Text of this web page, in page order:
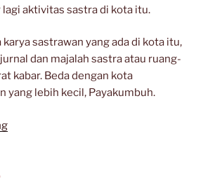
aktivitas sastra di kota itu.
karya sastrawan yang ada di kota itu,
dan majalah sastra atau ruang-
kabar. Beda dengan kota
yang lebih kecil, Payakumbuh.
“Bukittinggi